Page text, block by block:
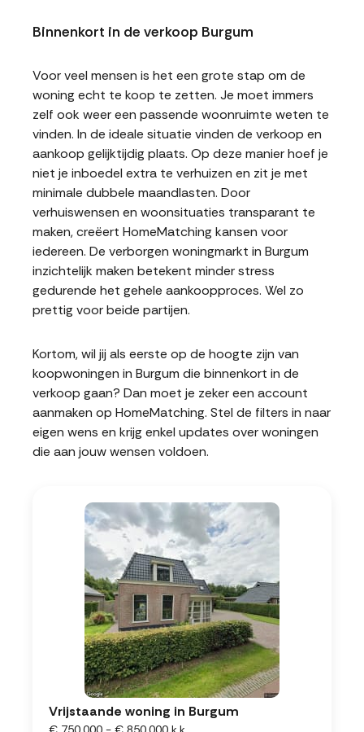
Binnenkort in de verkoop Burgum
Voor veel mensen is het een grote stap om de
woning echt te koop te zetten. Je moet immers
zelf ook weer een passende woonruimte weten te
vinden. In de ideale situatie vinden de verkoop en
aankoop gelijktijdig plaats. Op deze manier hoef je
niet je inboedel extra te verhuizen en zit je met
minimale dubbele maandlasten. Door
verhuiswensen en woonsituaties transparant te
maken, creëert HomeMatching kansen voor
iedereen. De verborgen woningmarkt in Burgum
inzichtelijk maken betekent minder stress
gedurende het gehele aankoopproces. Wel zo
prettig voor beide partijen.
Kortom, wil jij als eerste op de hoogte zijn van
koopwoningen in Burgum die binnenkort in de
verkoop gaan? Dan moet je zeker een account
aanmaken op HomeMatching. Stel de filters in naar
eigen wens en krijg enkel updates over woningen
die aan jouw wensen voldoen.
Vrijstaande woning in Burgum